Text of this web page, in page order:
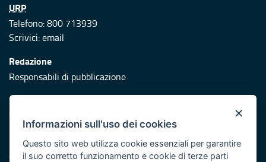
URP
Telefono: 800 713939
Scrivici:email
Redazione
Responsabili di pubblicazione
Protezione civile
Vai al sito di Protezione Civile Puglia
Iniziativa finanziata con risorse del POR Puglia 2014/2020 -
Asse XI
×
Informazioni sull'uso dei cookies
Questo sito web utilizza cookie essenziali per garantire
il suo corretto funzionamento e cookie di terze parti